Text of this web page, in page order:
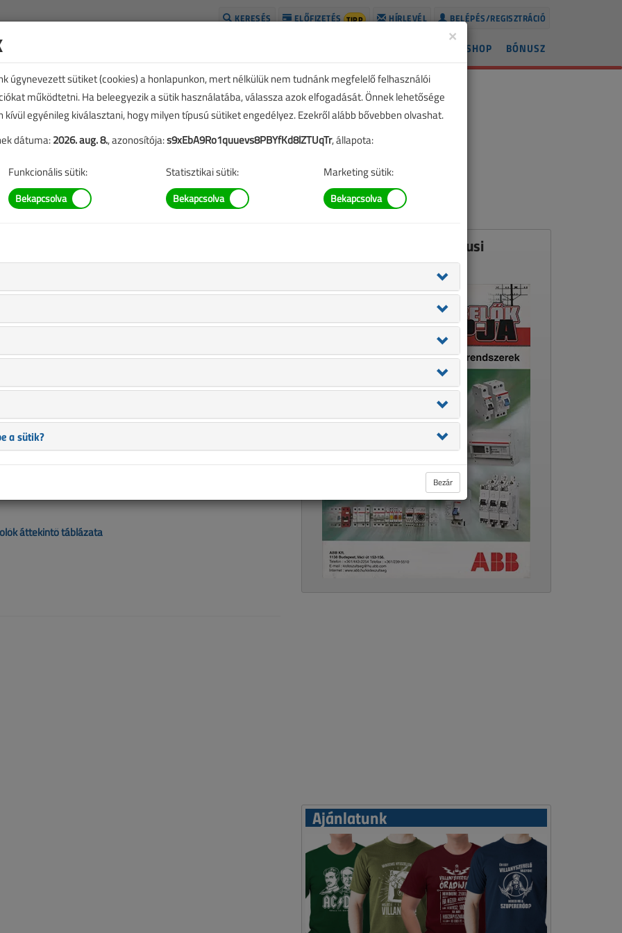
BELÉPÉS/REGISZTRÁCIÓ
HÍRLEVÉL
ELŐFIZETÉS TIPP
KERESÉS
BÓNUSZ
SHOP
információk mára aktualitásukat veszíthették, valamint a
áttekintő táblázata
Ez a cikk a VL 2003. márciusi
számában jelent meg.
Ajánlatunk
×
úgynevezett sütiket (cookies) a honlapunkon, mert nélkülük nem tudnánk megfelelő felhasználói
működtetni. Ha beleegyezik a sütik használatába, válassza azok elfogadását. Önnek lehetősége
egyénileg kiválasztani, hogy milyen típusú sütiket engedélyez. Ezekről alább bővebben olvashat.
dátuma:2026. aug. 8., azonosítója:s9xEbA9Ro1quuevs8PBYfKd8lZTUqTr, állapota:
Funkcionális sütik: Statisztikai sütik: Marketing sütik:
a sütik?
Bezár